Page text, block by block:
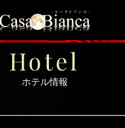
＞ホテルのエリア＞大阪市中
Hotel
ホテル情報